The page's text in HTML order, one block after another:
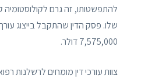
להתפשטותו, זה גרם
שלו. פסק הדין שהתקבל בייצוג
7,575,000 דולר.
צוות עורכי דין מומחים לרשלנות